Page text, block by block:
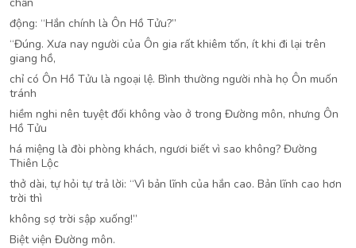
động: “Hắn chính là Ôn Hồ Tửu?”
“Đúng. Xưa nay người của Ôn gia rất khiêm tốn, ít khi đi lại trên
giang hồ,
chỉ có Ôn Hồ Tửu là ngoại lệ. Bình thường người nhà họ Ôn muốn
tránh
hiềm nghi nên tuyệt đối không vào ở trong Đường môn, nhưng Ôn
Hồ Tửu
há miệng là đòi phòng khách, ngươi biết vì sao không? Đường
Thiên Lộc
thở dài, tự hỏi tự trả lời: “Vì bản lĩnh của hắn cao. Bản lĩnh cao hơn
trời thì
không sợ trời sập xuống!”
Biệt viện Đường môn.